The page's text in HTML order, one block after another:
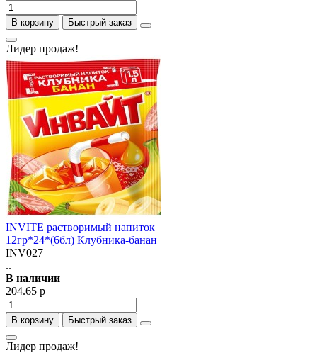
В корзину Быстрый заказ
Лидер продаж!
INVITE растворимый напиток
12гр*24*(6бл) Клубника-банан
INV027
..
В наличии
204.65 р
В корзину Быстрый заказ
Лидер продаж!